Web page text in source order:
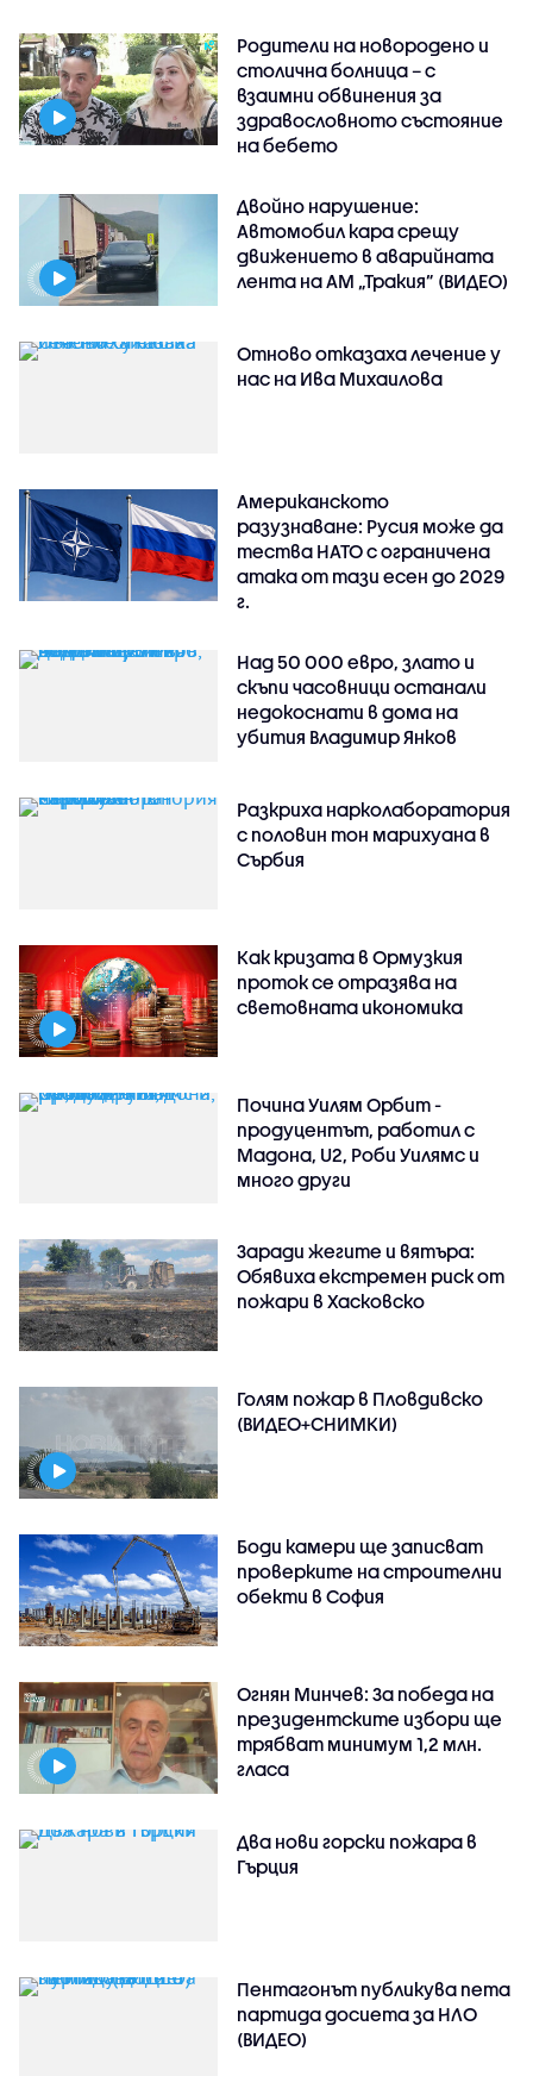
Родители на новородено и
столична болница – с
взаимни обвинения за
здравословното състояние
на бебето
Двойно нарушение:
Автомобил кара срещу
движението в аварийната
лента на АМ „Тракия” (ВИДЕО)
Отново отказаха лечение у
нас на Ива Михаилова
Американското
разузнаване: Русия може да
тества НАТО с ограничена
атака от тази есен до 2029
г.
Над 50 000 евро, злато и
скъпи часовници останали
недокоснати в дома на
убития Владимир Янков
Разкриха нарколаборатория
с половин тон марихуана в
Сърбия
Как кризата в Ормузкия
проток се отразява на
световната икономика
Почина Уилям Орбит -
продуцентът, работил с
Мадона, U2, Роби Уилямс и
много други
Заради жегите и вятъра:
Обявиха екстремен риск от
пожари в Хасковско
Голям пожар в Пловдивско
(ВИДЕО+СНИМКИ)
Боди камери ще записват
проверките на строителни
обекти в София
Огнян Минчев: За победа на
президентските избори ще
трябват минимум 1,2 млн.
гласа
Два нови горски пожара в
Гърция
Пентагонът публикува пета
партида досиета за НЛО
(ВИДЕО)